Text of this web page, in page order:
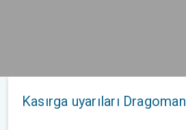
Kasırga uyarıları Dragoman